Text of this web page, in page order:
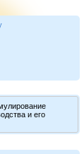
в 2020 году